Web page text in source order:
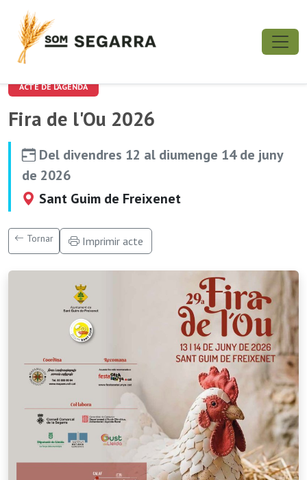
ACTE DE L'AGENDA
Fira de l'Ou 2026
Del divendres 12 al diumenge 14 de juny
de 2026
Sant Guim de Freixenet
Tornar Imprimir acte